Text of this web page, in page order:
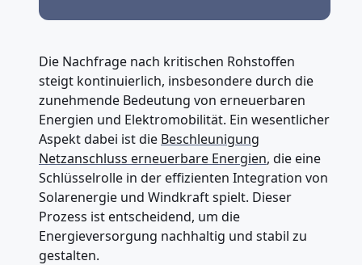
Die Nachfrage nach kritischen Rohstoffen
steigt kontinuierlich, insbesondere durch die
zunehmende Bedeutung von erneuerbaren
Energien und Elektromobilität. Ein wesentlicher
Aspekt dabei ist die Beschleunigung
Netzanschluss erneuerbare Energien, die eine
Schlüsselrolle in der effizienten Integration von
Solarenergie und Windkraft spielt. Dieser
Prozess ist entscheidend, um die
Energieversorgung nachhaltig und stabil zu
gestalten.